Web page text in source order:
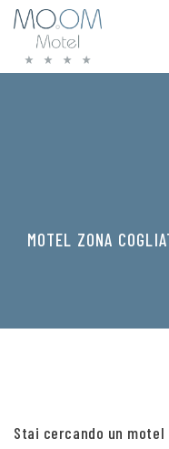
MOTEL ZONA
Stai cercando un